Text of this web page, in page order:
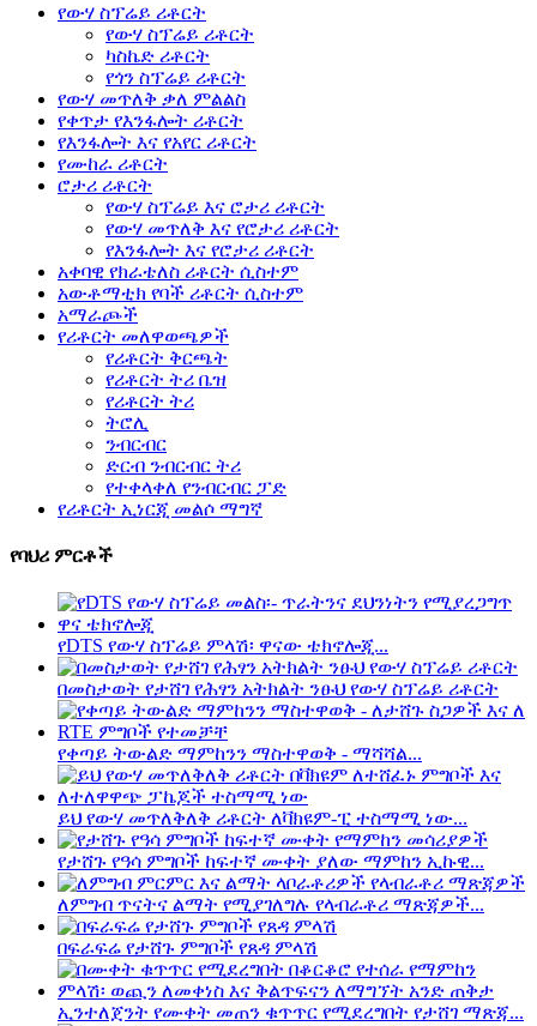
የውሃ ስፕሬይ ሪቶርት
የውሃ ስፕሬይ ሪቶርት
ካስኬድ ሪቶርት
የጎን ስፕሬይ ሪቶርት
የውሃ መጥለቅ ቃለ ምልልስ
የቀጥታ የእንፋሎት ሪቶርት
የእንፋሎት እና የአየር ሪቶርት
የሙከራ ሪቶርት
ሮታሪ ሪቶርት
የውሃ ስፕሬይ እና ሮታሪ ሪቶርት
የውሃ መጥለቅ እና የሮታሪ ሪቶርት
የእንፋሎት እና የሮታሪ ሪቶርት
አቀባዊ የክራቴለስ ሪቶርት ሲስተም
አውቶማቲክ የባች ሪቶርት ሲስተም
አማራጮች
የሪቶርት መለዋወጫዎች
የሪቶርት ቅርጫት
የሪቶርት ትሪ ቤዝ
የሪቶርት ትሪ
ትሮሊ
ንብርብር
ድርብ ንብርብር ትሪ
የተቀላቀለ የንብርብር ፓድ
የሪቶርት ኢነርጂ መልሶ ማግኛ
የባህሪ ምርቶች
የDTS የውሃ ስፕሬይ ምላሽ፡ ዋናው ቴክኖሎጂ...
በመስታወት የታሸገ የሕፃን አትክልት ንፁህ የውሃ ስፕሬይ ሪቶርት
የቀጣይ ትውልድ ማምከንን ማስተዋወቅ - ማሻሻል...
ይህ የውሃ መጥለቅለቅ ሪቶርት ለቫክዩም-ፒ ተስማሚ ነው...
የታሸጉ የዓሳ ምግቦች ከፍተኛ ሙቀት ያለው ማምከን ኢኩዊ...
ለምግብ ጥናትና ልማት የሚያገለግሉ የላብራቶሪ ማጽጃዎች...
በፍራፍሬ የታሸጉ ምግቦች የጸዳ ምላሽ
ኢንተለጀንት የሙቀት መጠን ቁጥጥር የሚደረግበት የታሸገ ማጽጃ...